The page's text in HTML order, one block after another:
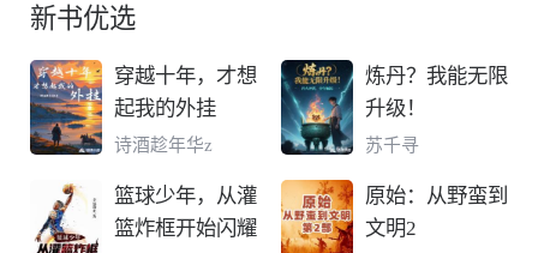
新书优选
穿越十年，才想
起我的外挂
诗酒趁年华z
炼丹？我能无限
升级！
苏千寻
篮球少年，从灌
篮炸框开始闪耀
原始：从野蛮到
文明2